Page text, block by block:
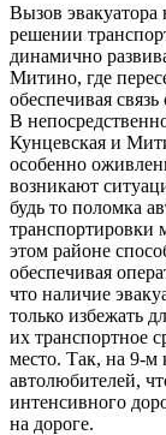
Вызов
решении
динамично
Митино, где
обеспечивая
В
Кунцевская и
особенно
возникают
будь то поломка
транспортировки
этом районе
обеспечивая
что наличие
только избежать
их транспортное
место. Так, на 9-м
автолюбителей,
интенсивного
на дороге.